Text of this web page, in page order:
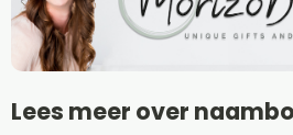
Lees meer over